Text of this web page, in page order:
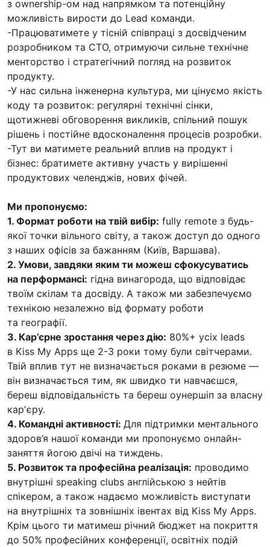
з ownership-ом над напрямком та потенційну
можливість вирости до Lead команди.
-Працюватимете у тісній співпраці з досвідченим
розробником та СТО, отримуючи сильне технічне
менторство і стратегічний погляд на розвиток
продукту.
-У нас сильна інженерна культура, ми цінуємо якість
коду та розвиток: регулярні технічні сінки,
щотижневі обговорення викликів, спільний пошук
рішень і постійне вдосконалення процесів розробки.
-Тут ви матимете реальний вплив на продукт і
бізнес: братимете активну участь у вирішенні
продуктових челенджів, нових фічей.
Ми пропонуємо:
1. Формат роботи на твій вибір: fully remote з будь-
якої точки вільного світу, а також доступ до одного
з наших офісів за бажанням (Київ, Варшава).
2. Умови, завдяки яким ти можеш сфокусуватись
на перформансі: гідна винагорода, що відповідає
твоїм скілам та досвіду. А також ми забезпечуємо
технікою незалежно від формату роботи
та географії.
3. Кар’єрне зростання через дію: 80%+ усіх leads
в Kiss My Apps ще 2-3 роки тому були світчерами.
Твій вплив тут не визначається роками в резюме —
він визначається тим, як швидко ти навчаєшся,
береш відповідальність та береш оунершіп за власну
карʼєру.
4. Командні активності: Для підтримки ментального
здоров’я нашої команди ми пропонуємо онлайн-
заняття йогою двічі на тиждень.
5. Розвиток та професійна реалізація: проводимо
внутрішні speaking clubs англійською з нейтів
спікером, а також надаємо можливість виступати
на внутрішніх та зовнішніх івентах від Kiss My Apps.
Крім цього ти матимеш річний бюджет на покриття
до 50% професійних конференції, освітніх подій